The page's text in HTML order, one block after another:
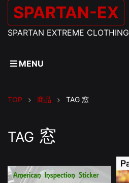
SPARTAN-EX
SPARTAN EXTREME CLOTHING
MENU
TOP 商品 TAG 窓
TAG 窓